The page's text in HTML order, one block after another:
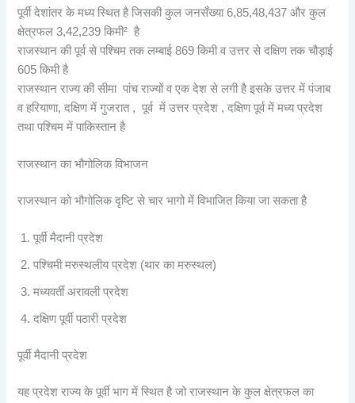
पूर्वी देशांतर के मध्य स्थित है जिसकी कुल जनसँख्या 6,85,48,437 और कुल
क्षेत्रफल 3,42,239 किमी² है
राजस्थान की पूर्व से पश्चिम तक लम्बाई 869 किमी व उत्तर से दक्षिण तक चौड़ाई
605 किमी है
राजस्थान राज्य की सीमा पांच राज्यों व एक देश से लगी है इसके उत्तर में पंजाब
व हरियाणा, दक्षिण में गुजरात , पूर्व में उत्तर प्रदेश , दक्षिण पूर्व में मध्य प्रदेश
तथा पश्चिम में पाकिस्तान है
राजस्थान का भौगोलिक विभाजन
राजस्थान को भौगोलिक दृष्टि से चार भागो में विभाजित किया जा सकता है
पूर्वी मैदानी प्रदेश
पश्चिमी मरुस्थलीय प्रदेश (थार का मरुस्थल)
मध्यवर्ती अरावली प्रदेश
दक्षिण पूर्वी पठारी प्रदेश
पूर्वी मैदानी प्रदेश
यह प्रदेश राज्य के पूर्वी भाग में स्थित है जो राजस्थान के कुल क्षेत्रफल का